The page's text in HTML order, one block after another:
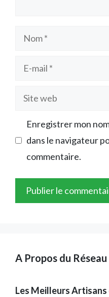
Nom
Site
Enregistrer mon
dans le navigateur
commentaire.
A Propos du
Les Meilleurs